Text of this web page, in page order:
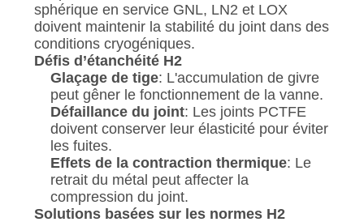
sphérique en service GNL, LN2 et LOX
doivent maintenir la stabilité du joint dans des
conditions cryogéniques.
Défis d’étanchéité H2
Glaçage de tige: L'accumulation de givre
peut gêner le fonctionnement de la vanne.
Défaillance du joint: Les joints PCTFE
doivent conserver leur élasticité pour éviter
les fuites.
Effets de la contraction thermique: Le
retrait du métal peut affecter la
compression du joint.
Solutions basées sur les normes H2